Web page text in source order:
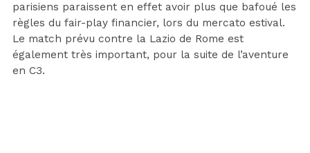
parisiens paraissent en effet avoir plus que bafoué les
règles du fair-play financier, lors du mercato estival.
Le match prévu contre la Lazio de Rome est
également très important, pour la suite de l’aventure
en C3.